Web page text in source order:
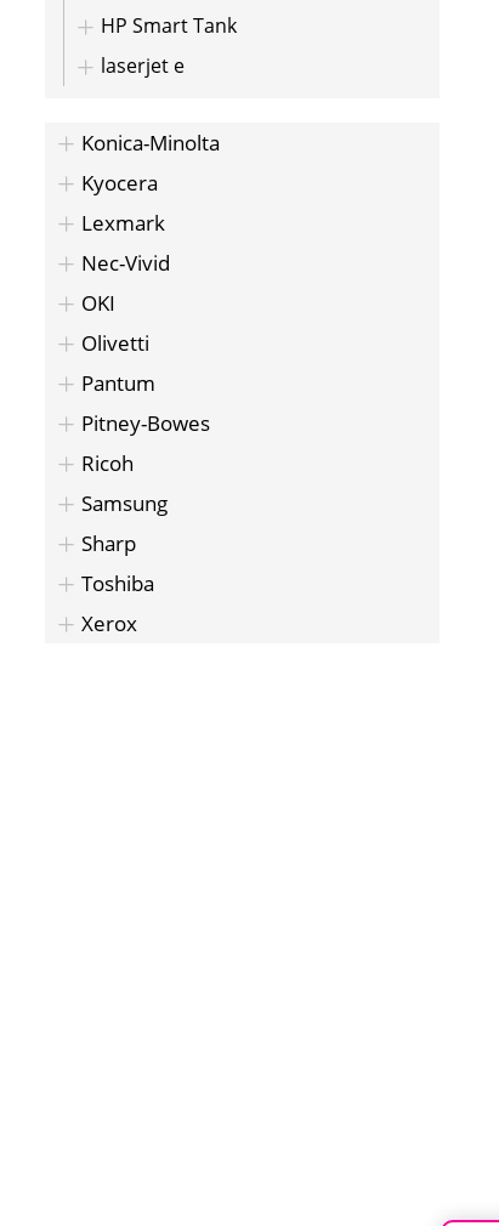
HP Smart Tank
laserjet e
Konica-Minolta
Kyocera
Lexmark
Nec-Vivid
OKI
Olivetti
Pantum
Pitney-Bowes
Ricoh
Samsung
Sharp
Toshiba
Xerox